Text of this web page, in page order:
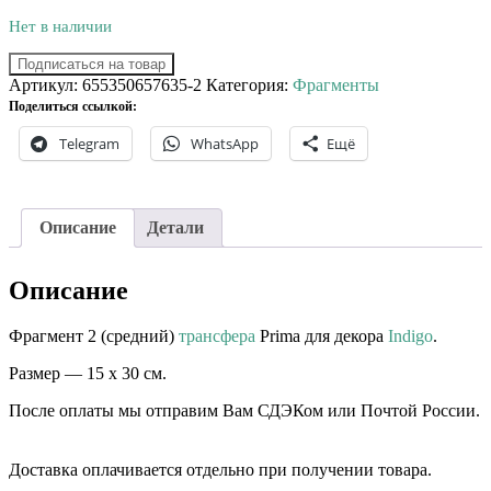
Нет в наличии
Подписаться на товар
Артикул: 655350657635-2 Категория: Фрагменты
Поделиться ссылкой:
Telegram WhatsApp Ещё
Описание Детали
Описание
Фрагмент 2 (средний) трансфера Prima для декора Indigo.
Размер — 15 х 30 см.
После оплаты мы отправим Вам СДЭКом или Почтой России.
Доставка оплачивается отдельно при получении товара. ⠀⠀